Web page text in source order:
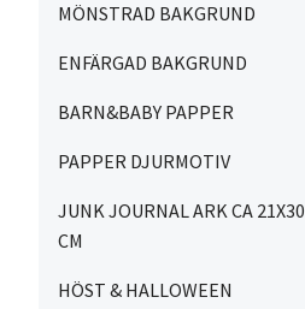
MÖNSTRAD BAKGRUND
ENFÄRGAD BAKGRUND
BARN&BABY PAPPER
PAPPER DJURMOTIV
JUNK JOURNAL ARK CA 21X30
CM
HÖST & HALLOWEEN